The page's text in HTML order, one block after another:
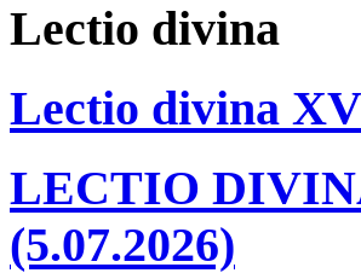
Lectio divina
Lectio divina
LECTIO
(5.07.2026)